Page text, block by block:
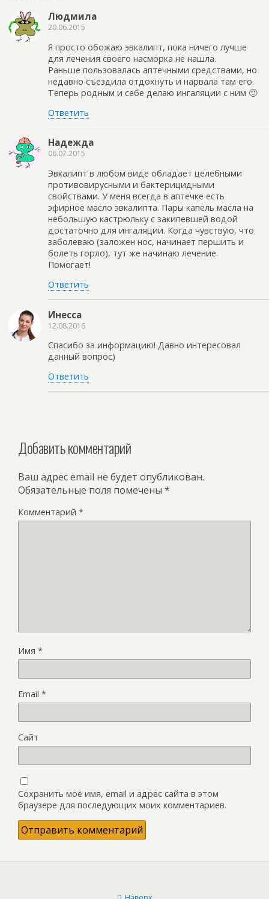
Людмила
20.06.2015
Я просто обожаю эвкалипт, пока ничего лучше
для лечения своего насморка не нашла.
Раньше пользовалась аптечными средствами, но
недавно съездила отдохнуть и нарвала там его.
Теперь родным и себе делаю ингаляции с ним 🙂
Ответить
Надежда
06.07.2015
Эвкалипт в любом виде обладает целебными
противовирусными и бактерицидными
свойствами. У меня всегда в аптечке есть
эфирное масло эвкалипта. Пары капель масла на
небольшую кастрюльку с закипевшей водой
достаточно для ингаляции. Когда чувствую, что
заболеваю (заложен нос, начинает першить и
болеть горло), тут же начинаю лечение.
Помогает!
Ответить
Инесса
12.08.2016
Спасибо за информацию! Давно интересовал
данный вопрос)
Ответить
Добавить комментарий
Ваш адрес email не будет опубликован.
Обязательные поля помечены *
Комментарий *
Имя *
Email *
Сайт
Сохранить моё имя, email и адрес сайта в этом
браузере для последующих моих комментариев.